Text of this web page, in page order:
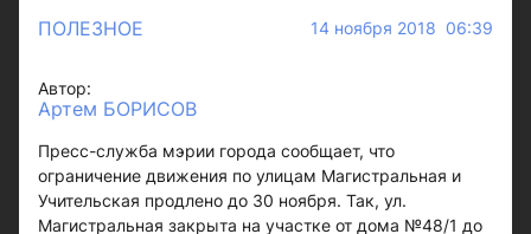
ПОЛЕЗНОЕ 14 ноября 2018 06:39
Автор:
Артем БОРИСОВ
Пресс-служба мэрии города сообщает, что
ограничение движения по улицам Магистральная и
Учительская продлено до 30 ноября. Так, ул.
Магистральная закрыта на участке от дома №48/1 до